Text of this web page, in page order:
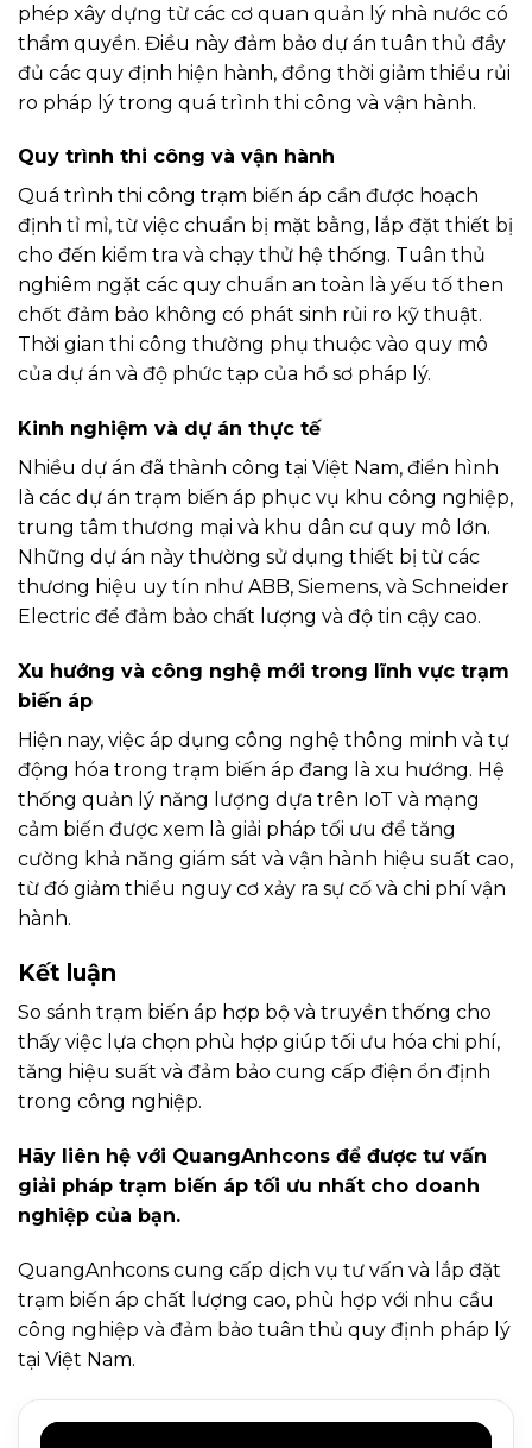
phép xây dựng từ các cơ quan quản lý nhà nước có
thẩm quyền. Điều này đảm bảo dự án tuân thủ đầy
đủ các quy định hiện hành, đồng thời giảm thiểu rủi
ro pháp lý trong quá trình thi công và vận hành.
Quy trình thi công và vận hành
Quá trình thi công trạm biến áp cần được hoạch
định tỉ mỉ, từ việc chuẩn bị mặt bằng, lắp đặt thiết bị
cho đến kiểm tra và chạy thử hệ thống. Tuân thủ
nghiêm ngặt các quy chuẩn an toàn là yếu tố then
chốt đảm bảo không có phát sinh rủi ro kỹ thuật.
Thời gian thi công thường phụ thuộc vào quy mô
của dự án và độ phức tạp của hồ sơ pháp lý.
Kinh nghiệm và dự án thực tế
Nhiều dự án đã thành công tại Việt Nam, điển hình
là các dự án trạm biến áp phục vụ khu công nghiệp,
trung tâm thương mại và khu dân cư quy mô lớn.
Những dự án này thường sử dụng thiết bị từ các
thương hiệu uy tín như ABB, Siemens, và Schneider
Electric để đảm bảo chất lượng và độ tin cậy cao.
Xu hướng và công nghệ mới trong lĩnh vực trạm
biến áp
Hiện nay, việc áp dụng công nghệ thông minh và tự
động hóa trong trạm biến áp đang là xu hướng. Hệ
thống quản lý năng lượng dựa trên IoT và mạng
cảm biến được xem là giải pháp tối ưu để tăng
cường khả năng giám sát và vận hành hiệu suất cao,
từ đó giảm thiểu nguy cơ xảy ra sự cố và chi phí vận
hành.
Kết luận
So sánh trạm biến áp hợp bộ và truyền thống cho
thấy việc lựa chọn phù hợp giúp tối ưu hóa chi phí,
tăng hiệu suất và đảm bảo cung cấp điện ổn định
trong công nghiệp.
Hãy liên hệ với QuangAnhcons để được tư vấn
giải pháp trạm biến áp tối ưu nhất cho doanh
nghiệp của bạn.
QuangAnhcons cung cấp dịch vụ tư vấn và lắp đặt
trạm biến áp chất lượng cao, phù hợp với nhu cầu
công nghiệp và đảm bảo tuân thủ quy định pháp lý
tại Việt Nam.